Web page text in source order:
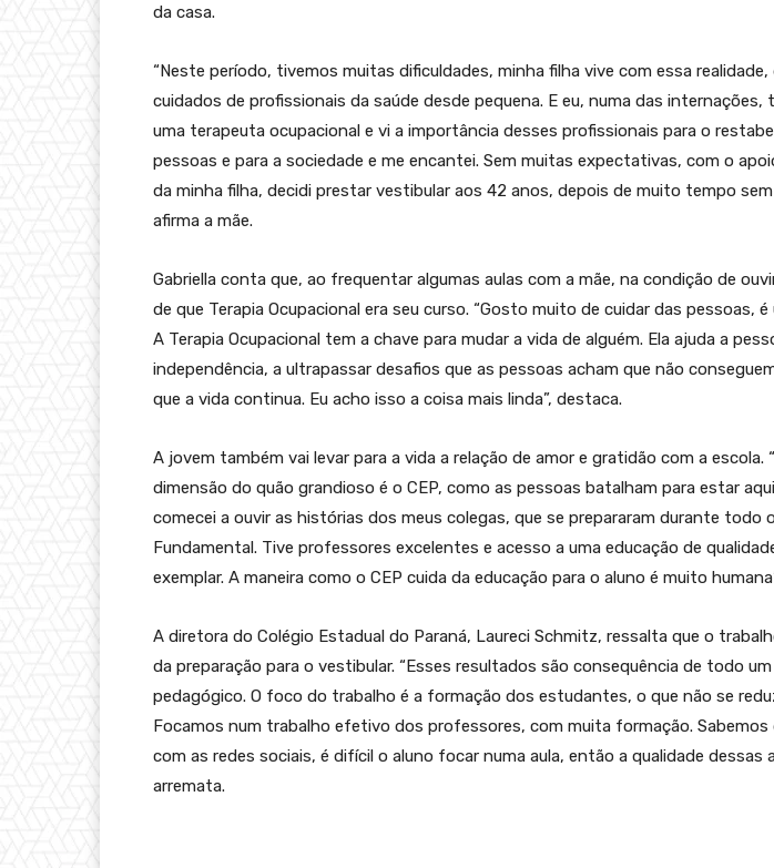
da casa.
“Neste período, tivemos muitas dificuldades, minha filha vive com essa
cuidados de profissionais da saúde desde pequena. E eu, numa das
uma terapeuta ocupacional e vi a importância desses profissionais para o
pessoas e para a sociedade e me encantei. Sem muitas expectativas, com o
da minha filha, decidi prestar vestibular aos 42 anos, depois de muito tempo sem
afirma a mãe.
Gabriella conta que, ao frequentar algumas aulas com a mãe, na condição de
de que Terapia Ocupacional era seu curso. “Gosto muito de cuidar das pessoas,
A Terapia Ocupacional tem a chave para mudar a vida de alguém. Ela ajuda a
independência, a ultrapassar desafios que as pessoas acham que não
que a vida continua. Eu acho isso a coisa mais linda”, destaca.
A jovem também vai levar para a vida a relação de amor e gratidão com a escola.
dimensão do quão grandioso é o CEP, como as pessoas batalham para estar
comecei a ouvir as histórias dos meus colegas, que se prepararam durante todo
Fundamental. Tive professores excelentes e acesso a uma educação de
exemplar. A maneira como o CEP cuida da educação para o aluno é muito
A diretora do Colégio Estadual do Paraná, Laureci Schmitz, ressalta que o
da preparação para o vestibular. “Esses resultados são consequência de todo
pedagógico. O foco do trabalho é a formação dos estudantes, o que não se
Focamos num trabalho efetivo dos professores, com muita formação. Sabemos
com as redes sociais, é difícil o aluno focar numa aula, então a qualidade dessas
arremata.